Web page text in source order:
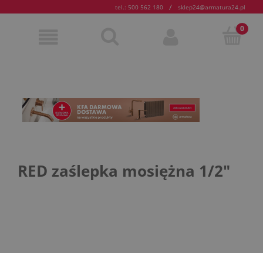
tel.: 500 562 180 / sklep24@armatura24.pl
RED zaślepka mosiężna 1/2"